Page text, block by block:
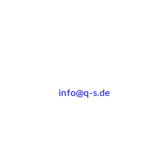
info@q-s.de